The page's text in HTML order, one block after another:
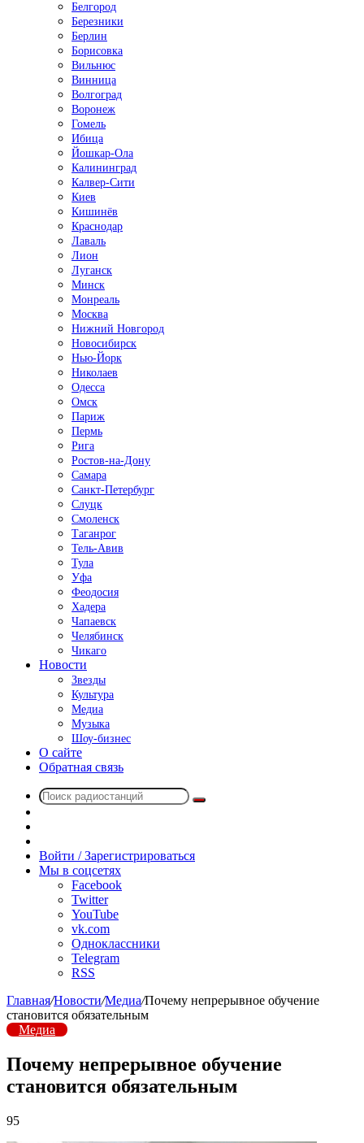
Белгород
Березники
Берлин
Борисовка
Вильнюс
Винница
Волгоград
Воронеж
Гомель
Ибица
Йошкар-Ола
Калининград
Калвер-Сити
Киев
Кишинёв
Краснодар
Лаваль
Лион
Луганск
Минск
Монреаль
Москва
Нижний Новгород
Новосибирск
Нью-Йорк
Николаев
Одесса
Омск
Париж
Пермь
Рига
Ростов-на-Дону
Самара
Санкт-Петербург
Слуцк
Смоленск
Таганрог
Тель-Авив
Тула
Уфа
Феодосия
Хадера
Чапаевск
Челябинск
Чикаго
Новости
Звезды
Культура
Медиа
Музыка
Шоу-бизнес
О сайте
Обратная связь
Поиск
радио
Войти / Зарегистрироваться
Мы в соцсетях
Facebook
Twitter
YouTube
vk.com
Одноклассники
Telegram
RSS
Главная/Новости/Медиа/Почему непрерывное обучение
становится обязательным
Медиа
Почему непрерывное обучение
становится обязательным
95